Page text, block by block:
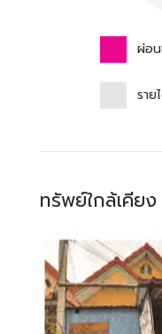
ผ่อน
รา
ทรัพย์ใกล้เคียง